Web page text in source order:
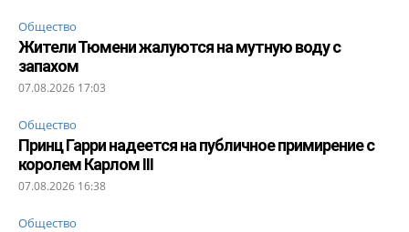
Общество
Жители Тюмени жалуются на мутную воду с
запахом
07.08.2026 17:03
Общество
Принц Гарри надеется на публичное примирение с
королем Карлом III
07.08.2026 16:38
Общество